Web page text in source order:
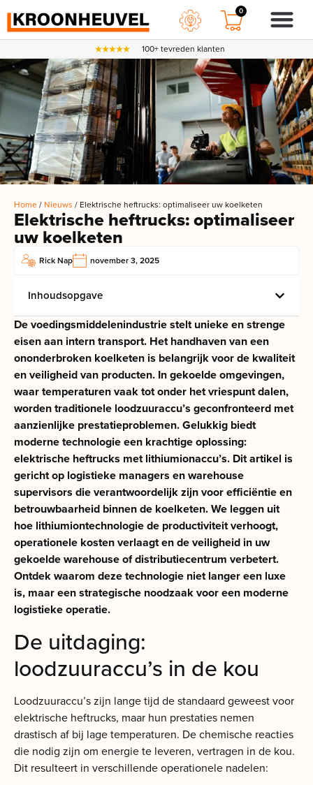
0
100+ tevreden klanten
Home/ Nieuws / Elektrische heftrucks: optimaliseer uw koelketen
Elektrische heftrucks: optimaliseer
uw koelketen
Rick Nap november 3, 2025
Inhoudsopgave
De voedingsmiddelenindustrie stelt unieke en strenge
eisen aan intern transport. Het handhaven van een
ononderbroken koelketen is belangrijk voor de kwaliteit
en veiligheid van producten. In gekoelde omgevingen,
waar temperaturen vaak tot onder het vriespunt dalen,
worden traditionele loodzuuraccu’s geconfronteerd met
aanzienlijke prestatieproblemen. Gelukkig biedt
moderne technologie een krachtige oplossing:
elektrische heftrucks met lithiumionaccu’s. Dit artikel is
gericht op logistieke managers en warehouse
supervisors die verantwoordelijk zijn voor efficiëntie en
betrouwbaarheid binnen de koelketen. We leggen uit
hoe lithiumiontechnologie de productiviteit verhoogt,
operationele kosten verlaagt en de veiligheid in uw
gekoelde warehouse of distributiecentrum verbetert.
Ontdek waarom deze technologie niet langer een luxe
is, maar een strategische noodzaak voor een moderne
logistieke operatie.
De uitdaging:
loodzuuraccu’s in de kou
Loodzuuraccu’s zijn lange tijd de standaard geweest voor
elektrische heftrucks, maar hun prestaties nemen
drastisch af bij lage temperaturen. De chemische reacties
die nodig zijn om energie te leveren, vertragen in de kou.
Dit resulteert in verschillende operationele nadelen: